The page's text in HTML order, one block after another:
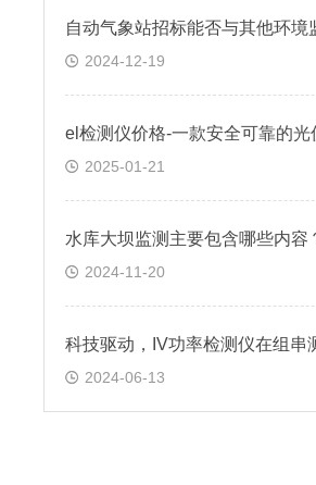
2024-12-19
2025-01-21
2024-11-20
2024-06-13